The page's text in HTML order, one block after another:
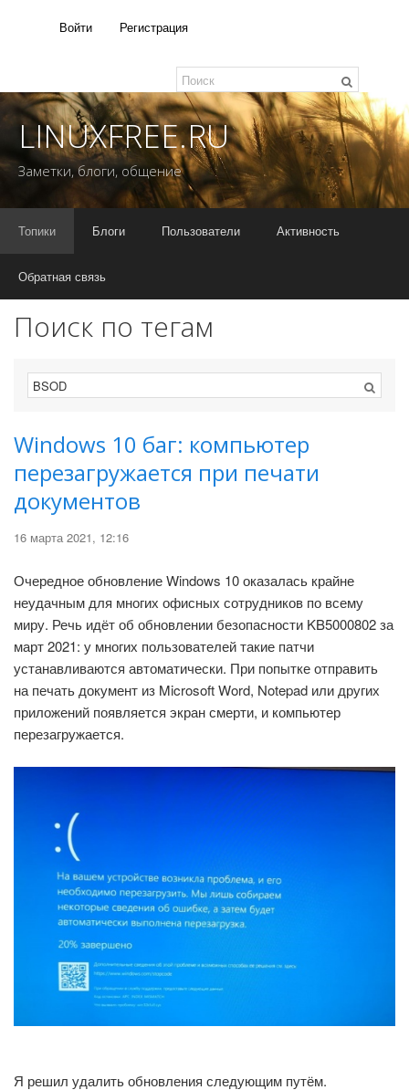
Войти Регистрация
LINUXFREE.RU
Заметки, блоги, общение
Топики Блоги Пользователи Активность
Обратная связь
Поиск по тегам
Windows 10 баг: компьютер
перезагружается при печати
документов
16 марта 2021, 12:16
Очередное обновление Windows 10 оказалась крайне
неудачным для многих офисных сотрудников по всему
миру. Речь идёт об обновлении безопасности KB5000802 за
март 2021: у многих пользователей такие патчи
устанавливаются автоматически. При попытке отправить
на печать документ из Microsoft Word, Notepad или других
приложений появляется экран смерти, и компьютер
перезагружается.
Я решил удалить обновления следующим путём.